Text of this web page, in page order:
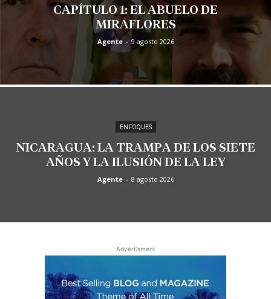
CAPÍTULO 1: EL ABUELO DE
MIRAFLORES
Agente - 9 agosto 2026
ENFOQUES
NICARAGUA: LA TRAMPA DE LOS SIETE
AÑOS Y LA ILUSIÓN DE LA LEY
Agente - 8 agosto 2026
Advertisment